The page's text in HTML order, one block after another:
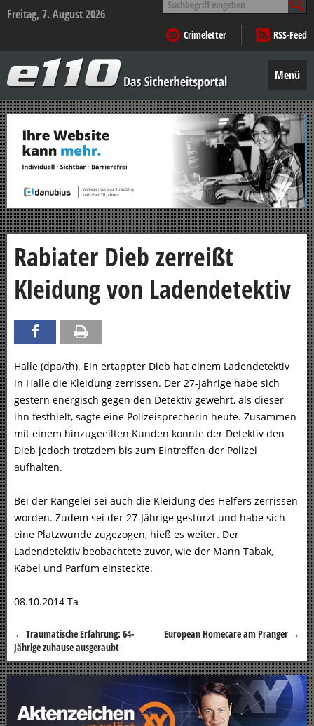
Freitag, 7. August 2026
nach:
Crimeletter
RSS-Feed
–
Das
Sicherheitsportal
Menü
Zum
Inhalt
springen
Rabiater Dieb zerreißt
Kleidung von Ladendetektiv
Halle (dpa/th). Ein ertappter Dieb hat einem Ladendetektiv
in Halle die Kleidung zerrissen. Der 27-Jährige habe sich
gestern energisch gegen den Detektiv gewehrt, als dieser
ihn festhielt, sagte eine Polizeisprecherin heute. Zusammen
mit einem hinzugeeilten Kunden konnte der Detektiv den
Dieb jedoch trotzdem bis zum Eintreffen der Polizei
aufhalten.
Bei der Rangelei sei auch die Kleidung des Helfers zerrissen
worden. Zudem sei der 27-Jährige gestürzt und habe sich
eine Platzwunde zugezogen, hieß es weiter. Der
Ladendetektiv beobachtete zuvor, wie der Mann Tabak,
Kabel und Parfüm einsteckte.
08.10.2014 Ta
Beitragsnavigation
← Traumatische Erfahrung: 64-
Jährige zuhause ausgeraubt
European Homecare am Pranger →